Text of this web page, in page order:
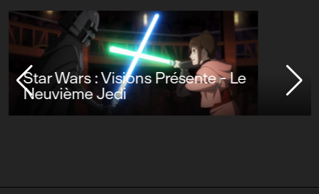
Star Wars : Visions Présente - Le
Neuvième Jedi